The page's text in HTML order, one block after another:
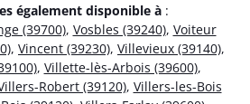
également disponible à :
(39700), Vosbles (39240), Voiteur
, Vincent (39230), Villevieux (39140),
, Villette-lès-Arbois (39600),
Robert (39120), Villers-les-Bois